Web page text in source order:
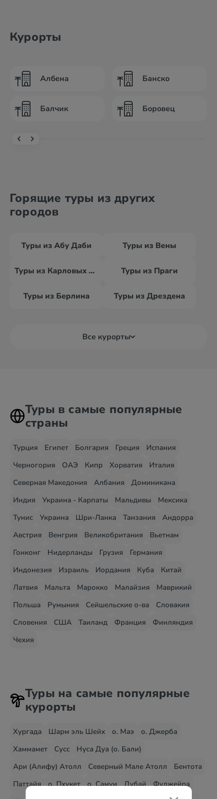
Курорты
Албена
Балчик
Банско
Боровец
Горящие туры из других
городов
Туры из Абу Даби Туры из Вены
Туры из Карловых Вар Туры из Праги
Туры из Берлина Туры из Дрездена
Все курорты
Туры в самые популярные
страны
Турция Египет Болгария Греция
Испания
Черногория
ОАЭ Кипр Хорватия
Италия
Северная Македония
Албания
Доминикана
Индия
Украина - Карпаты Мальдивы
Мексика
Тунис
Украина Шри-Ланка Танзания
Андорра
Австрия
Венгрия Великобритания
Вьетнам
Гонконг
Нидерланды Грузия
Германия
Индонезия
Израиль Иордания Куба
Китай
Латвия
Мальта Марокко Малайзия
Маврикий
Польша
Румыния Сейшельские о-ва
Словакия
Словения
США Таиланд Франция
Финляндия
Чехия
Туры на самые популярные
курорты
Хургада Шарм эль Шейх о. Маэ
о. Джерба
Хаммамет
Сусс
Нуса Дуа (о. Бали)
Ари (Алифу) Атолл
Северный Мале Атолл
Бентота
Паттайя
о. Пхукет о. Самуи Дубай
Фуджейра